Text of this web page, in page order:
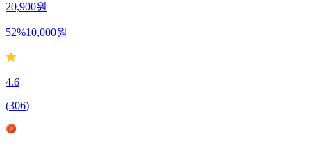
20,900원
52%10,000원
4.6
(306)